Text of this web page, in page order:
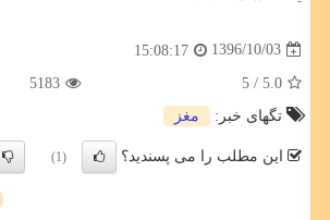
1396/10/03
15:08:17
5.0
/ 5
5183
تگهای خبر:
مغز
این مطلب را می پسندید؟ (1)